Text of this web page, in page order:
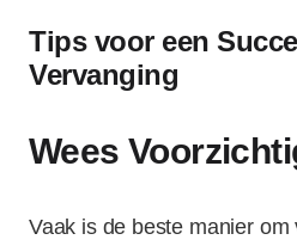
Tips voor een
Vervanging
Wees
Vaak is de beste manier